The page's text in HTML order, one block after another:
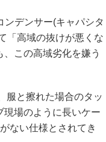
デンサー(キャパシタ
「高域の抜けが悪くな
この高域劣化を嫌う
服と擦れた場合のタッ
場のように長いケー
ない仕様とされてき